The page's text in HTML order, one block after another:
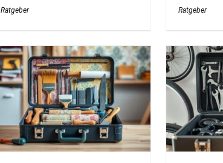
Ratgeber Ratgeber